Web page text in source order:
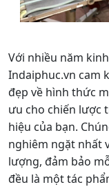
Với nhiều năm
Indaiphuc.vn cam
đẹp về hình thức
ưu cho chiến lược
hiệu của bạn.
nghiêm ngặt nhất
lượng, đảm bảo
đều là một tác